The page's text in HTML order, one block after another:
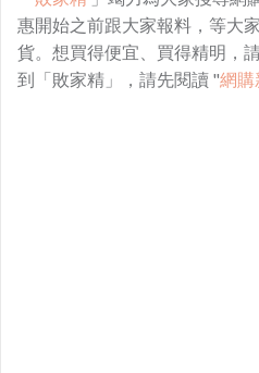
惠開始之前跟大家報料，等大
貨。想買得便宜、買得精明，
到「敗家精」，請先閱讀 "網購